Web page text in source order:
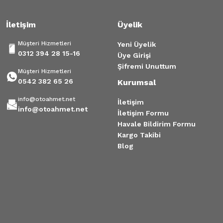
İletişim
Müşteri Hizmetleri
0312 394 28 15-16
Müşteri Hizmetleri
0542 382 65 26
info@otoahmet.net
info@otoahmet.net
Üyelik
Yeni Üyelik
Üye Girişi
Şifremi Unuttum
Kurumsal
İletişim
İletişim Formu
Havale Bildirim Formu
Kargo Takibi
Blog